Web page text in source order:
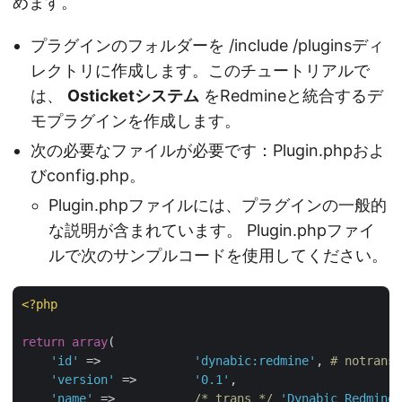
プラグインのフォルダーを /include /pluginsディ
レクトリに作成します。このチュートリアルで
は、 Osticketシステム をRedmineと統合するデ
モプラグインを作成します。
次の必要なファイルが必要です：Plugin.phpおよ
びconfig.php。
Plugin.phpファイルには、プラグインの一般的
な説明が含まれています。 Plugin.phpファイ
ルで次のサンプルコードを使用してください。
<?php
return array(
'id'
=> 'dynabic:redmine' , # notrans
'version'
=> '0.1' ,
'name'
=> /* trans */ 'Dynabic Redmine'